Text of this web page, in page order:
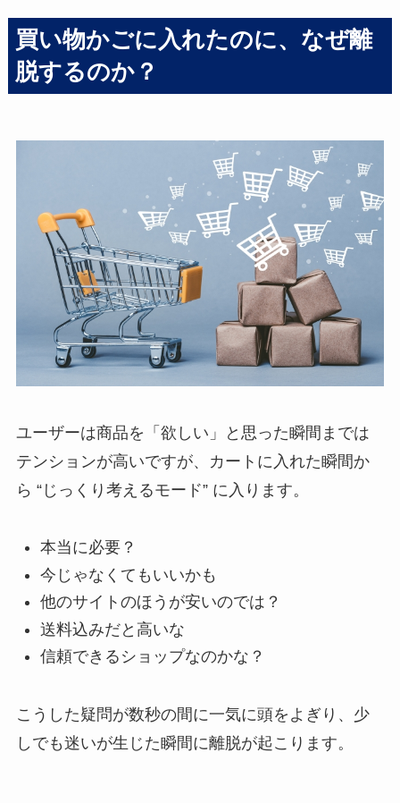
買い物かごに入れたのに、なぜ離
脱するのか？
ユーザーは商品を「欲しい」と思った瞬間までは
テンションが高いですが、カートに入れた瞬間か
ら “じっくり考えるモード” に入ります。
本当に必要？
今じゃなくてもいいかも
他のサイトのほうが安いのでは？
送料込みだと高いな
信頼できるショップなのかな？
こうした疑問が数秒の間に一気に頭をよぎり、少
しでも迷いが生じた瞬間に離脱が起こります。